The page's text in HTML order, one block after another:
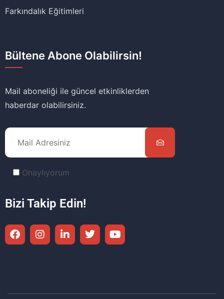
Farkındalık Eğitimleri
Bültene Abone Olabilirsin!
Mail aboneliği ile güncel etkinliklerden
haberdar olabilirsiniz.
Onaylıyorum
Bizi Takip Edin!